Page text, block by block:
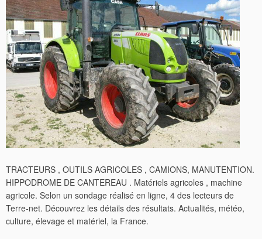
TRACTEURS , OUTILS AGRICOLES , CAMIONS, MANUTENTION.
HIPPODROME DE CANTEREAU . Matériels agricoles , machine
agricole. Selon un sondage réalisé en ligne, 4 des lecteurs de
Terre-net. Découvrez les détails des résultats. Actualités, météo,
culture, élevage et matériel, la France.